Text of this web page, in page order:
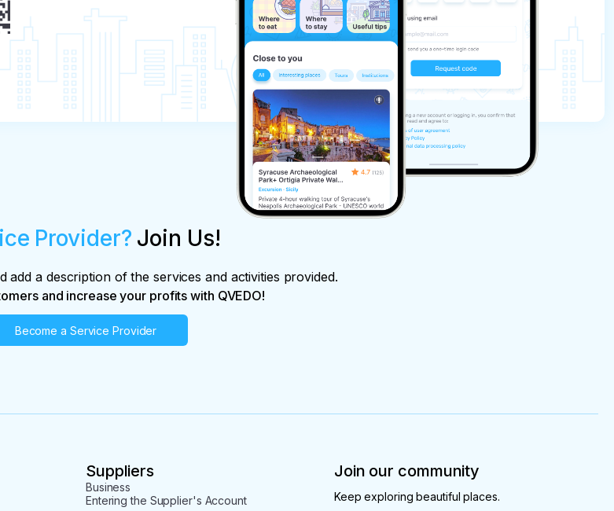
Provider? Join Us!
add a description of the services and activities provided.
and increase your profits with QVEDO!
Become a Service Provider
Suppliers
Business
Entering the Supplier's Account
Join our community
Keep exploring beautiful places.